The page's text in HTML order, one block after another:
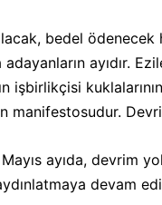
bedel ödenecek
ayıdır.
işbirlikçisi
manifestosudur.
Mayıs ayıda, devrim
devam